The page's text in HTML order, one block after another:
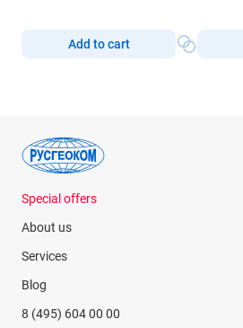
Add to cart
Special offers
About us
Services
Blog
8 (495) 604 00 00